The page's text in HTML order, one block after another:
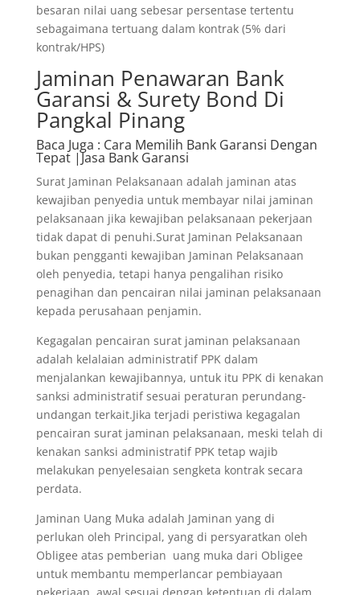
besaran nilai uang sebesar persentase tertentu
sebagaimana tertuang dalam kontrak (5% dari
kontrak/HPS)
Jaminan Penawaran Bank
Garansi & Surety Bond Di
Pangkal Pinang
Baca Juga : Cara Memilih Bank Garansi Dengan
Tepat |Jasa Bank Garansi
Surat Jaminan Pelaksanaan adalah jaminan atas
kewajiban penyedia untuk membayar nilai jaminan
pelaksanaan jika kewajiban pelaksanaan pekerjaan
tidak dapat di penuhi.Surat Jaminan Pelaksanaan
bukan pengganti kewajiban Jaminan Pelaksanaan
oleh penyedia, tetapi hanya pengalihan risiko
penagihan dan pencairan nilai jaminan pelaksanaan
kepada perusahaan penjamin.
Kegagalan pencairan surat jaminan pelaksanaan
adalah kelalaian administratif PPK dalam
menjalankan kewajibannya, untuk itu PPK di kenakan
sanksi administratif sesuai peraturan perundang-
undangan terkait.Jika terjadi peristiwa kegagalan
pencairan surat jaminan pelaksanaan, meski telah di
kenakan sanksi administratif PPK tetap wajib
melakukan penyelesaian sengketa kontrak secara
perdata.
Jaminan Uang Muka adalah Jaminan yang di
perlukan oleh Principal, yang di persyaratkan oleh
Obligee atas pemberian uang muka dari Obligee
untuk membantu memperlancar pembiayaan